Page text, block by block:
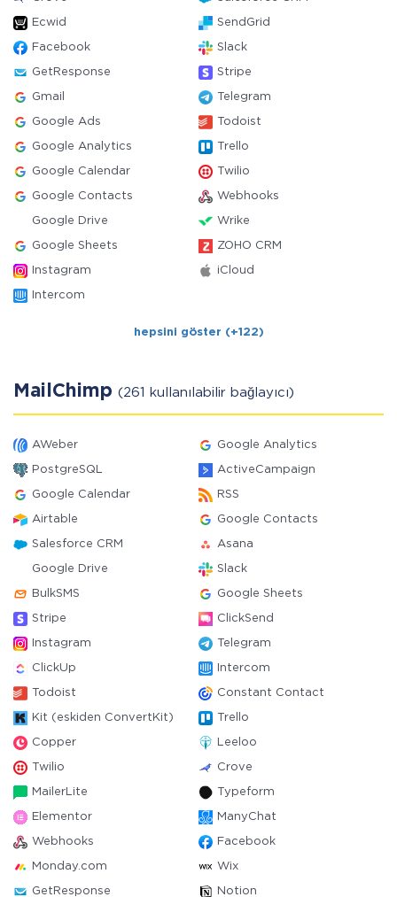
Ecwid SendGrid
Facebook Slack
GetResponse Stripe
Gmail Telegram
Google Ads Todoist
Google Analytics Trello
Google Calendar Twilio
Google Contacts Webhooks
Google Drive Wrike
Google Sheets ZOHO CRM
Instagram iCloud
Intercom
hepsini göster (+122)
MailChimp (261 kullanılabilir bağlayıcı)
AWeber Google Analytics
PostgreSQL ActiveCampaign
Google Calendar RSS
Airtable Google Contacts
Salesforce CRM Asana
Google Drive Slack
BulkSMS Google Sheets
Stripe ClickSend
Instagram Telegram
ClickUp Intercom
Todoist Constant Contact
Kit (eskiden ConvertKit) Trello
Copper Leeloo
Twilio Crove
MailerLite Typeform
Elementor ManyChat
Webhooks Facebook
Monday.com Wix
GetResponse Notion